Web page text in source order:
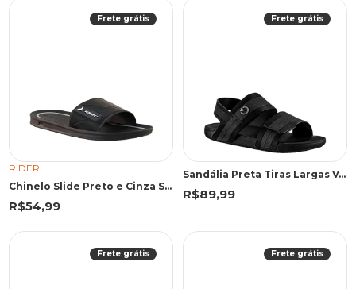
Frete grátis
RIDER
Chinelo Slide Preto e Cinza Street | Rider
R$54,99
Frete grátis
Sandália Preta Tiras Largas Velcro | Cartago
R$89,99
Frete grátis Frete grátis